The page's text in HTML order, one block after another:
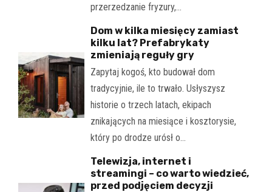
przerzedzanie fryzury,…
Dom w kilka miesięcy zamiast
kilku lat? Prefabrykaty
zmieniają reguły gry
Zapytaj kogoś, kto budował dom
tradycyjnie, ile to trwało. Usłyszysz
historie o trzech latach, ekipach
znikających na miesiące i kosztorysie,
który po drodze urósł o…
Telewizja, internet i
streamingi – co warto wiedzieć,
przed podjęciem decyzji